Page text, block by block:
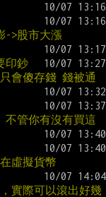
->股市大漲
印鈔
會傻存錢 錢被通
管你有沒有買這
虛擬貨幣
實際可以滾出好幾